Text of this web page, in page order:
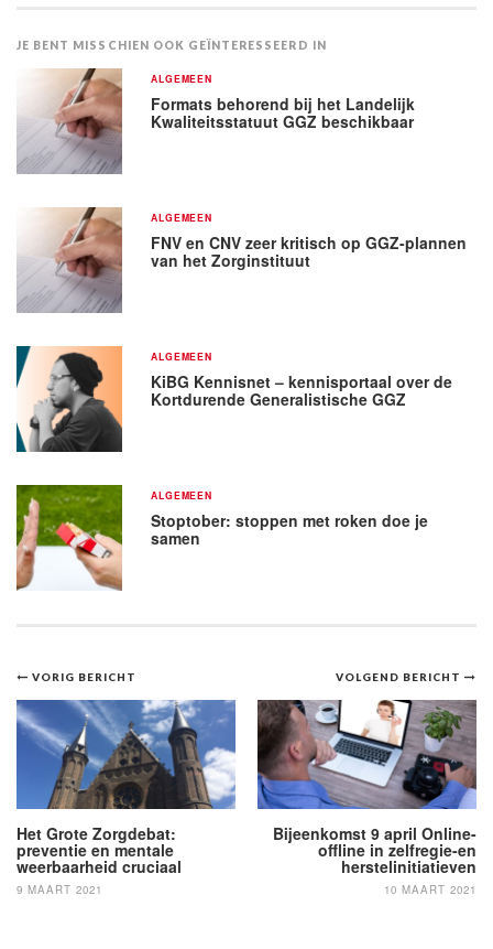
JE BENT MISSCHIEN OOK GEÏNTERESSEERD IN
ALGEMEEN
Formats behorend bij het Landelijk
Kwaliteitsstatuut GGZ beschikbaar
ALGEMEEN
FNV en CNV zeer kritisch op GGZ-plannen
van het Zorginstituut
ALGEMEEN
KiBG Kennisnet – kennisportaal over de
Kortdurende Generalistische GGZ
ALGEMEEN
Stoptober: stoppen met roken doe je
samen
Bericht
navigatie
VOLGEND BERICHT
Bijeenkomst 9 april Online-
offline in zelfregie-en
herstelinitiatieven
10 MAART 2021
VORIG BERICHT
Het Grote Zorgdebat:
preventie en mentale
weerbaarheid cruciaal
9 MAART 2021